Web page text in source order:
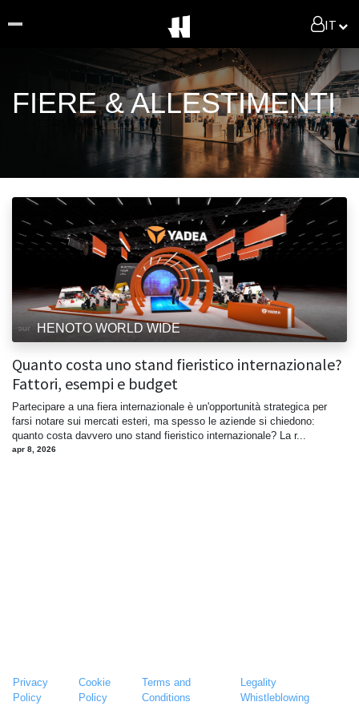
IT
FIERE & ALLESTIMENTI
HENOTO WORLD WIDE
Quanto costa uno stand fieristico internazionale?
Fattori, esempi e budget
Partecipare a una fiera internazionale è un'opportunità strategica per
farsi notare sui mercati esteri, ma spesso le aziende si chiedono:
quanto costa davvero uno stand fieristico internazionale? La r...
apr 8, 2026
Privacy
Policy
Cookie
Policy
Terms and
Conditions
Legality
Whistleblowing